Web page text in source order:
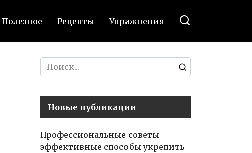
Полезное Рецепты Упражнения
Search
for:
Новые публикации
Профессиональные советы —
эффективные способы укрепить